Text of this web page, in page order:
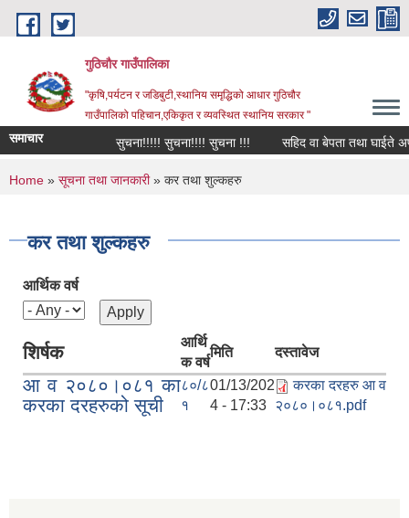
Skip to main content
गुठिचौर गाउँपालिका
"कृषि,पर्यटन र जडिबुटी,स्थानिय समृद्धिको आधार गुठिचौर
गाउँपालिको पहिचान,एकिकृत र व्यवस्थित स्थानिय सरकार "
समाचार सुचना!!!!! सुचना!!!! सुचना !!! सहिद वा बेपता तथा घाईते
You are here
Home » सूचना तथा जानकारी» कर तथा शुल्कहरु
कर तथा शुल्कहरु
आर्थिक वर्ष
शिर्षक
आर्थि
क वर्ष
मिति दस्तावेज
आ व २०८०।०८१ का
करका दरहरुको सूची
८०/८
१
01/13/202
4 - 17:33
करका दरहरु आ व
२०८०।०८१.pdf